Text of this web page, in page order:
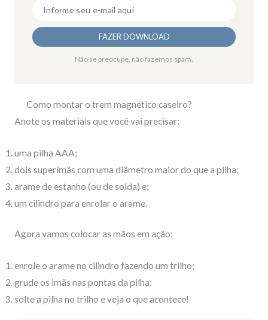
Não se preocupe, não fazemos spam.
Como montar o trem magnético caseiro?
Anote os materiais que você vai precisar:
uma pilha AAA;
dois superímãs com uma diâmetro maior do que a pilha;
arame de estanho (ou de solda) e;
um cilindro para enrolar o arame.
Agora vamos colocar as mãos em ação:
enrole o arame no cilindro fazendo um trilho;
grude os imãs nas pontas da pilha;
solte a pilha no trilho e veja o que acontece!